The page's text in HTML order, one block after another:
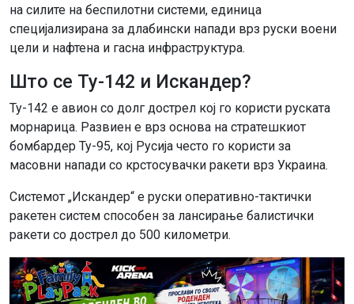
на силите на беспилотни системи, единица
специјализирана за длабински напади врз руски воени
цели и нафтена и гасна инфраструктура.
Што се Ту-142 и Искандер?
Ту-142 е авион со долг дострел кој го користи руската
морнарица. Развиен е врз основа на стратешкиот
бомбардер Ту-95, кој Русија често го користи за
масовни напади со крстосувачки ракети врз Украина.
Системот „Искандер“ е руски оперативно-тактички
ракетен систем способен за лансирање балистички
ракети со дострел до 500 километри.